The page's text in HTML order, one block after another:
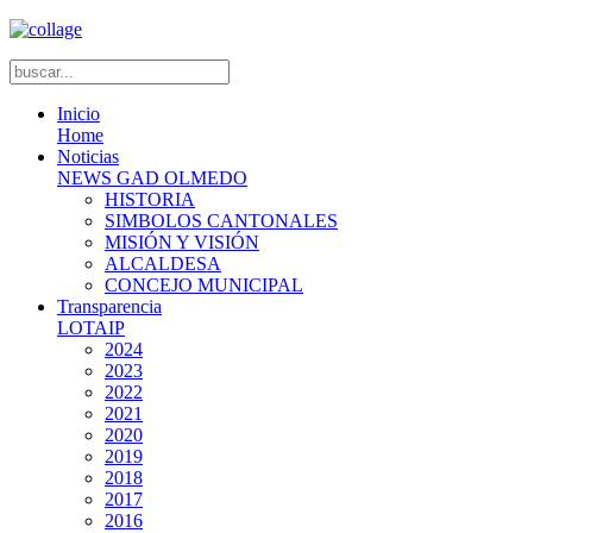
Inicio
Home
Noticias
NEWS GAD OLMEDO
HISTORIA
SIMBOLOS CANTONALES
MISIÓN Y VISIÓN
ALCALDESA
CONCEJO MUNICIPAL
Transparencia
LOTAIP
2024
2023
2022
2021
2020
2019
2018
2017
2016